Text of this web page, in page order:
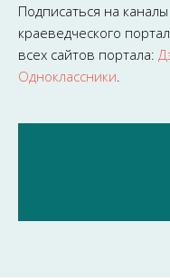
Подписаться на каналы
краеведческого
всех сайтов портала:
Одноклассники